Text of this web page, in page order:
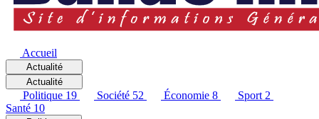
Accueil
Actualité
Actualité
Politique 19 Société 52 Économie 8 Sport 2
Santé 10